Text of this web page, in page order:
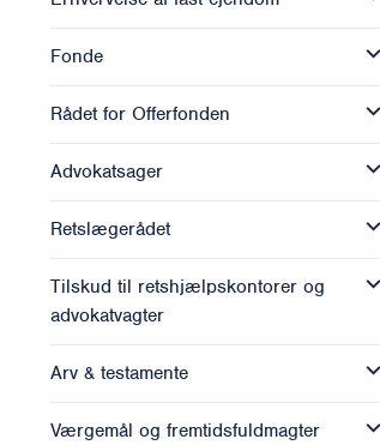
Fonde
Rådet for Offerfonden
Advokatsager
Retslægerådet
Tilskud til retshjælpskontorer og
advokatvagter
Arv & testamente
Værgemål og fremtidsfuldmagter